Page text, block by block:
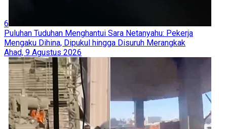
6
Puluhan Tuduhan Menghantui Sara Netanyahu: Pekerja
Mengaku Dihina, Dipukul hingga Disuruh Merangkak
Ahad, 9 Agustus 2026